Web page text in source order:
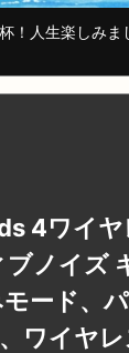
！人生楽しみま
4ワイ
ノイズ
ード、
ワイヤ